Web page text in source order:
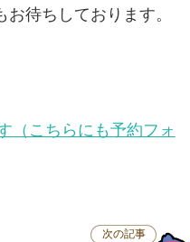
待ちしております。
（こちらにも予約フォ
次の記事